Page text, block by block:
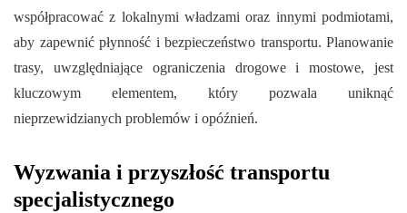
współpracować z lokalnymi władzami oraz innymi podmiotami,
aby zapewnić płynność i bezpieczeństwo transportu. Planowanie
trasy, uwzględniające ograniczenia drogowe i mostowe, jest
kluczowym elementem, który pozwala uniknąć
nieprzewidzianych problemów i opóźnień.
Wyzwania i przyszłość transportu
specjalistycznego